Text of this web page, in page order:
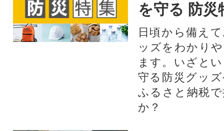
を守る 防災
日頃から備え
ッズをわかり
ます。いざと
守る防災グッ
ふるさと納税
か？